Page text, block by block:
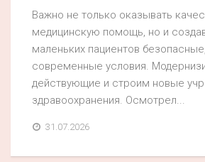
Важно не только оказывать
медицинскую помощь, но и
маленьких пациентов
современные условия.
действующие и строим новые
здравоохранения. Осмотрел...
31.07.2026